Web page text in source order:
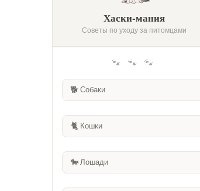
Хаски-мания
Советы по уходу за питомцами
🐾 🐾 🐾
🐕 Собаки
🐈 Кошки
🐎 Лошади